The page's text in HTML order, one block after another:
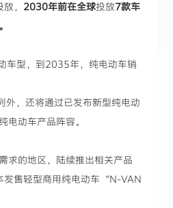
， 2030年前在全球投放7款车
车型，到2035年，纯电动车销
外，还将通过已发布新型纯电动
动车产品阵容。
求的地区，陆续推出相关产品
发售轻型商用纯电动车“N-VAN